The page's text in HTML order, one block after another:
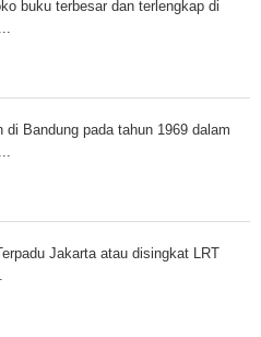
buku terbesar dan terlengkap di
di Bandung pada tahun 1969 dalam
Jakarta atau disingkat LRT